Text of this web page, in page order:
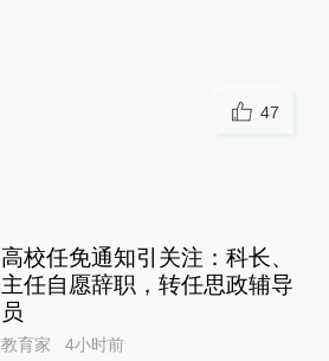
47
高校任免通知引关注：科长、
主任自愿辞职，转任思政辅导
员
教育家 4小时前